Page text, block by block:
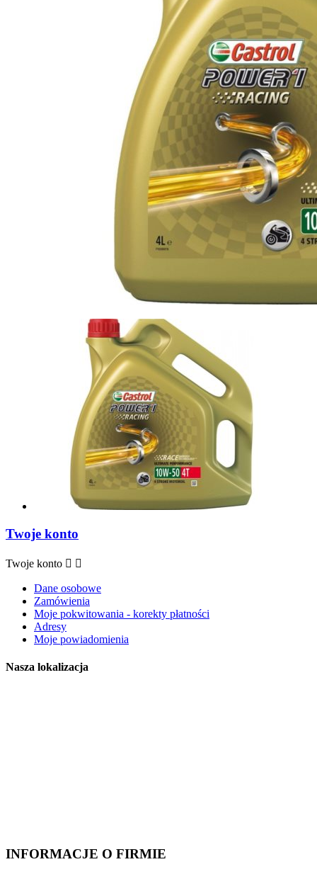
Twoje konto
Twoje konto  
Dane osobowe
Zamówienia
Moje pokwitowania - korekty płatności
Adresy
Moje powiadomienia
Nasza lokalizacja
INFORMACJE O FIRMIE